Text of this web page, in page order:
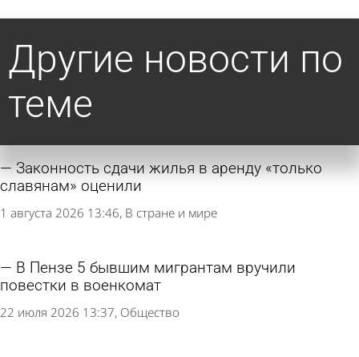
Другие новости по
теме
Законность сдачи жилья в аренду «только
славянам» оценили
1 августа 2026 13:46 В стране и мире
В Пензе 5 бывшим мигрантам вручили
повестки в военкомат
22 июля 2026 13:37 Общество